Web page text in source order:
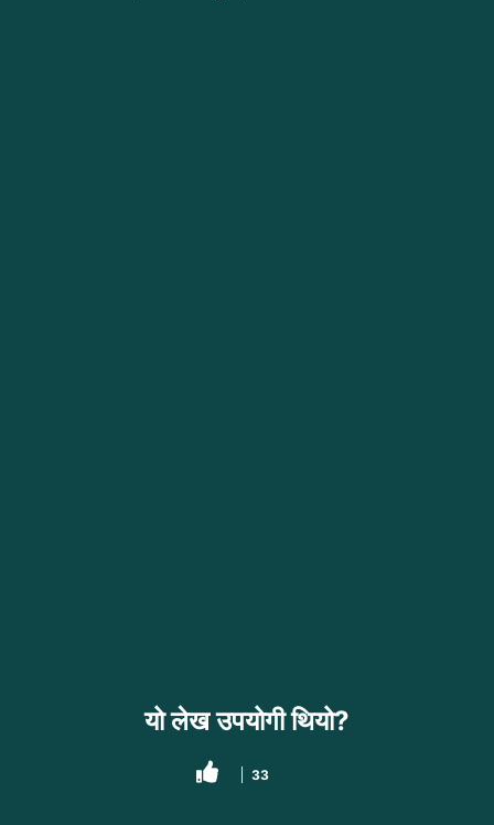
यो लेख उपयोगी थियो?
33